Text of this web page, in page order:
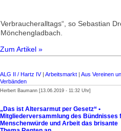
Verbraucheralltags“, so Sebastian
Mönchengladbach.
Zum Artikel »
ALG II / Hartz IV| Arbeitsmarkt | Aus Vereinen
Verbänden
Herbert Baumann [13.06.2019 - 11:32 Uhr]
„Das ist Altersarmut per Gesetz“ •
Mitgliederversammlung des Bündnisses
Menschenwürde und Arbeit das brisante